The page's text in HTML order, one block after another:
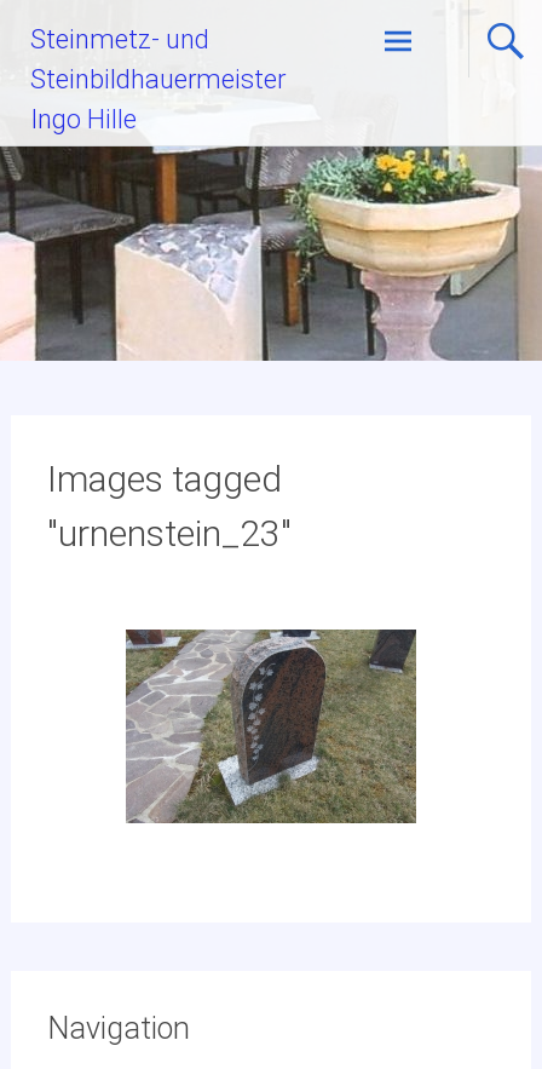
Steinmetz- und
Steinbildhauermeister
Ingo Hille
Zum
Inhalt
Images tagged
"urnenstein_23"
Navigation